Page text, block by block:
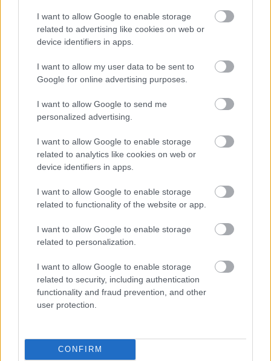
I want to allow Google to enable storage
related to advertising like cookies on web or
device identifiers in apps.
I want to allow my user data to be sent to
Google for online advertising purposes.
I want to allow Google to send me
personalized advertising.
I want to allow Google to enable storage
related to analytics like cookies on web or
device identifiers in apps.
I want to allow Google to enable storage
related to functionality of the website or app.
I want to allow Google to enable storage
related to personalization.
I want to allow Google to enable storage
related to security, including authentication
functionality and fraud prevention, and other
user protection.
CONFIRM
15 βιβλία που αξίζει να διαβάσεις φέτος τον
Αύγουστο
6
PODCASTS